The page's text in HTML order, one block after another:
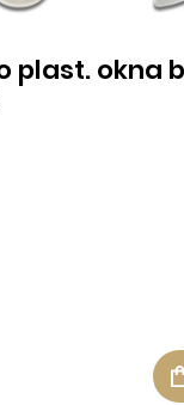
plast. okna